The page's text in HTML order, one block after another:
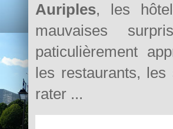
Auriples, les
mauvaises
paticulièrement
les restaurants,
rater ...